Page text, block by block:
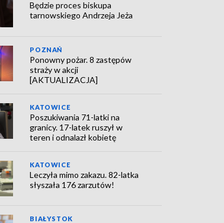
Będzie proces biskupa
tarnowskiego Andrzeja Jeża
POZNAŃ
Ponowny pożar. 8 zastępów
straży w akcji
[AKTUALIZACJA]
KATOWICE
Poszukiwania 71-latki na
granicy. 17-latek ruszył w
teren i odnalazł kobietę
KATOWICE
Leczyła mimo zakazu. 82-latka
słyszała 176 zarzutów!
BIAŁYSTOK